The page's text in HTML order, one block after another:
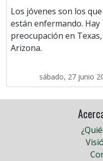
Los jóvenes son los
están enfermando. Hay
preocupación en
Arizona.
sábado, 27 junio